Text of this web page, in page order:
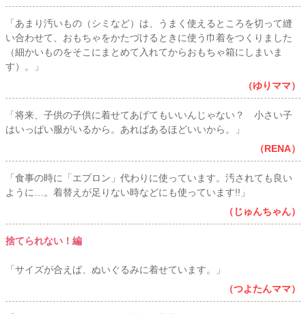
「あまり汚いもの（シミなど）は、うまく使えるところを切って縫
い合わせて、おもちゃをかたづけるときに使う巾着をつくりました
（細かいものをそこにまとめて入れてからおもちゃ箱にしまいま
す）。」
（ゆりママ）
「将来、子供の子供に着せてあげてもいいんじゃない？ 小さい子
はいっぱい服がいるから。あればあるほどいいから。」
（RENA）
「食事の時に「エプロン」代わりに使っています。汚されても良い
ように…。着替えが足りない時などにも使っています!!」
（じゅんちゃん）
捨てられない！編
「サイズが合えば、ぬいぐるみに着せています。」
（つよたんママ）